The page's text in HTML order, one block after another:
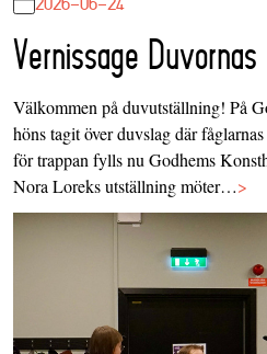
Vernissage
Välkommen på duvutställning! På
höns tagit över duvslag där
för trappan fylls nu Godhems
Nora Loreks utställning möter…>